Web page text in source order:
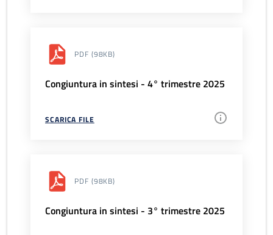
PDF (98KB)
Congiuntura in sintesi - 4° trimestre 2025
SCARICA FILE
PDF (98KB)
Congiuntura in sintesi - 3° trimestre 2025